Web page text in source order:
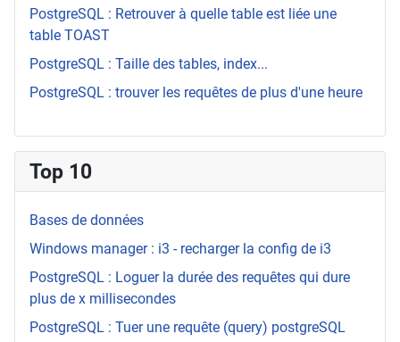
PostgreSQL : Retrouver à quelle table est liée une
table TOAST
PostgreSQL : Taille des tables, index...
PostgreSQL : trouver les requêtes de plus d'une heure
Top 10
Bases de données
Windows manager : i3 - recharger la config de i3
PostgreSQL : Loguer la durée des requêtes qui dure
plus de x millisecondes
PostgreSQL : Tuer une requête (query) postgreSQL